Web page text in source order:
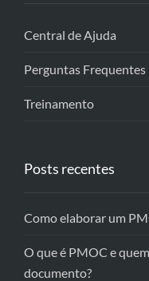
Central de Ajuda
Perguntas Frequentes
Treinamento
Posts recentes
Como elaborar um
O que é PMOC e
documento?